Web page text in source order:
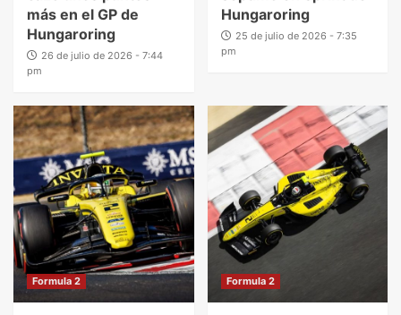
más en el GP de
Hungaroring
26 de julio de 2026 - 7:44
pm
Hungaroring
25 de julio de 2026 - 7:35
pm
Formula 2 Formula 2